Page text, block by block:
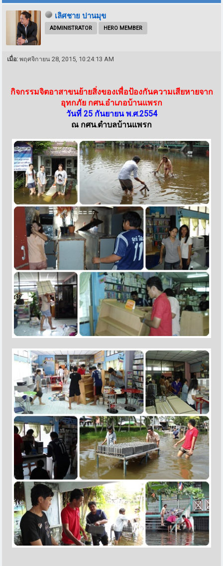
เลิศชาย ปานมุข
ADMINISTRATOR HERO MEMBER
เมื่อ: พฤศจิกายน 28, 2015, 10:24:13 AM
กิจกรรมจิตอาสาขนย้ายสิ่งของเพื่อป้องกันความเสียหายจาก
อุทกภัย กศน.อำเภอบ้านแพรก
วันที่ 25 กันยายน พ.ศ.2554
ณ กศน.ตำบลบ้านแพรก